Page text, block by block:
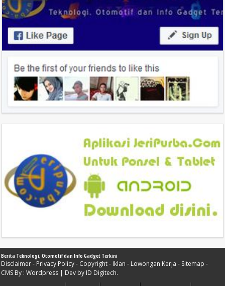
Berita Teknologi, Otomotif dan Info Gadget Terkini
Disclaimer- Privacy Policy- Copyright- Iklan - Lowongan Kerja - Sitemap -
CMS By : Wordpress | Dev by ID Digitech.